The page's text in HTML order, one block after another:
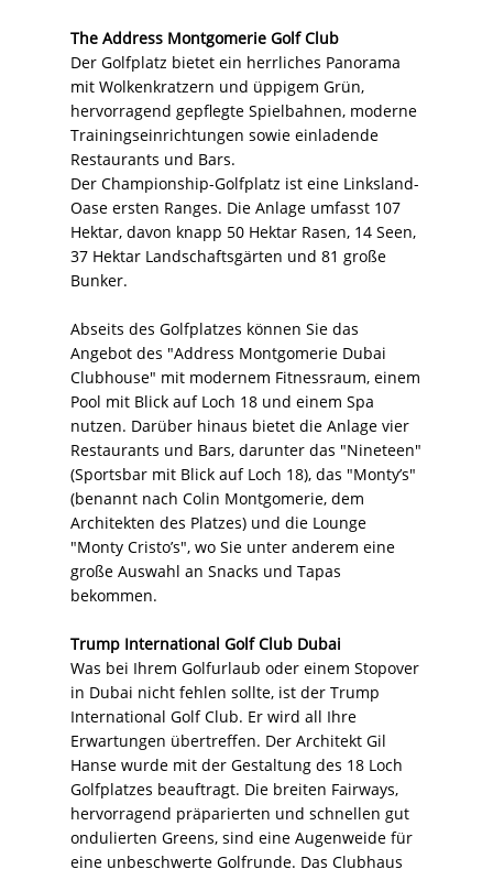
The Address Montgomerie Golf Club
Der Golfplatz bietet ein herrliches Panorama
mit Wolkenkratzern und üppigem Grün,
hervorragend gepflegte Spielbahnen, moderne
Trainingseinrichtungen sowie einladende
Restaurants und Bars.
Der Championship-Golfplatz ist eine Linksland-
Oase ersten Ranges. Die Anlage umfasst 107
Hektar, davon knapp 50 Hektar Rasen, 14 Seen,
37 Hektar Landschaftsgärten und 81 große
Bunker.
Abseits des Golfplatzes können Sie das
Angebot des "Address Montgomerie Dubai
Clubhouse" mit modernem Fitnessraum, einem
Pool mit Blick auf Loch 18 und einem Spa
nutzen. Darüber hinaus bietet die Anlage vier
Restaurants und Bars, darunter das "Nineteen"
(Sportsbar mit Blick auf Loch 18), das "Monty’s"
(benannt nach Colin Montgomerie, dem
Architekten des Platzes) und die Lounge
"Monty Cristo’s", wo Sie unter anderem eine
große Auswahl an Snacks und Tapas
bekommen.
Trump International Golf Club Dubai
Was bei Ihrem Golfurlaub oder einem Stopover
in Dubai nicht fehlen sollte, ist der Trump
International Golf Club. Er wird all Ihre
Erwartungen übertreffen. Der Architekt Gil
Hanse wurde mit der Gestaltung des 18 Loch
Golfplatzes beauftragt. Die breiten Fairways,
hervorragend präparierten und schnellen gut
ondulierten Greens, sind eine Augenweide für
eine unbeschwerte Golfrunde. Das Clubhaus